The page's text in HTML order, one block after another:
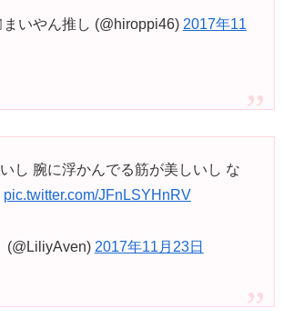
いやん推し (@hiroppi46) 2017年11
し 腕に浮かんでる筋が美しいし な
pic.twitter.com/JFnLSYHnRV
(@LiliyAven) 2017年11月23日